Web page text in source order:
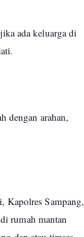
ada keluarga di
dengan arahan,
Kapolres Sampang,
rumah mantan